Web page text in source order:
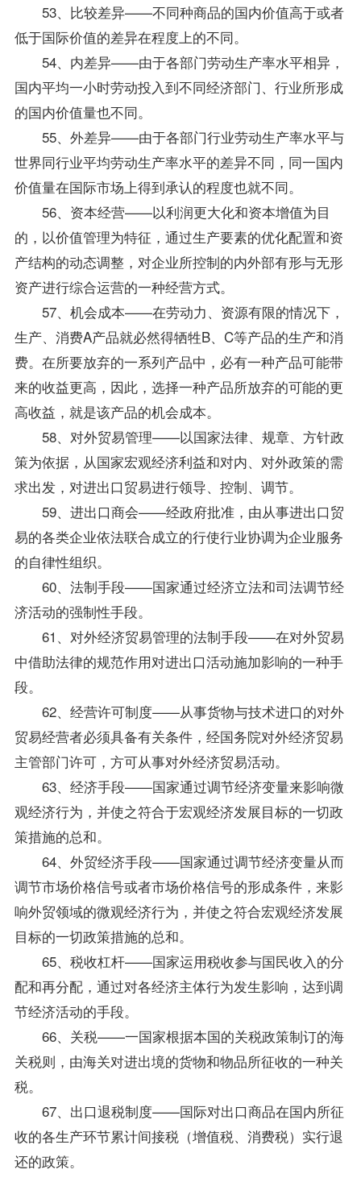
53、比较差异——不同种商品的国内价值高于或者
低于国际价值的差异在程度上的不同。
54、内差异——由于各部门劳动生产率水平相异，
国内平均一小时劳动投入到不同经济部门、行业所形成
的国内价值量也不同。
55、外差异——由于各部门行业劳动生产率水平与
世界同行业平均劳动生产率水平的差异不同，同一国内
价值量在国际市场上得到承认的程度也就不同。
56、资本经营——以利润更大化和资本增值为目
的，以价值管理为特征，通过生产要素的优化配置和资
产结构的动态调整，对企业所控制的内外部有形与无形
资产进行综合运营的一种经营方式。
57、机会成本——在劳动力、资源有限的情况下，
生产、消费A产品就必然得牺牲B、C等产品的生产和消
费。在所要放弃的一系列产品中，必有一种产品可能带
来的收益更高，因此，选择一种产品所放弃的可能的更
高收益，就是该产品的机会成本。
58、对外贸易管理——以国家法律、规章、方针政
策为依据，从国家宏观经济利益和对内、对外政策的需
求出发，对进出口贸易进行领导、控制、调节。
59、进出口商会——经政府批准，由从事进出口贸
易的各类企业依法联合成立的行使行业协调为企业服务
的自律性组织。
60、法制手段——国家通过经济立法和司法调节经
济活动的强制性手段。
61、对外经济贸易管理的法制手段——在对外贸易
中借助法律的规范作用对进出口活动施加影响的一种手
段。
62、经营许可制度——从事货物与技术进口的对外
贸易经营者必须具备有关条件，经国务院对外经济贸易
主管部门许可，方可从事对外经济贸易活动。
63、经济手段——国家通过调节经济变量来影响微
观经济行为，并使之符合于宏观经济发展目标的一切政
策措施的总和。
64、外贸经济手段——国家通过调节经济变量从而
调节市场价格信号或者市场价格信号的形成条件，来影
响外贸领域的微观经济行为，并使之符合宏观经济发展
目标的一切政策措施的总和。
65、税收杠杆——国家运用税收参与国民收入的分
配和再分配，通过对各经济主体行为发生影响，达到调
节经济活动的手段。
66、关税——一国家根据本国的关税政策制订的海
关税则，由海关对进出境的货物和物品所征收的一种关
税。
67、出口退税制度——国际对出口商品在国内所征
收的各生产环节累计间接税（增值税、消费税）实行退
还的政策。